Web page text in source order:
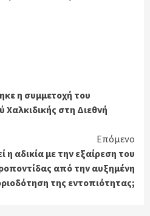
η συμμετοχή του
Χαλκιδικής στη Διεθνή
Επόμενο
αδικία με την εξαίρεση του
από την αυξημένη
της εντοπιότητας;